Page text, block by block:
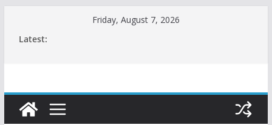
Friday, August 7, 2026
Latest: